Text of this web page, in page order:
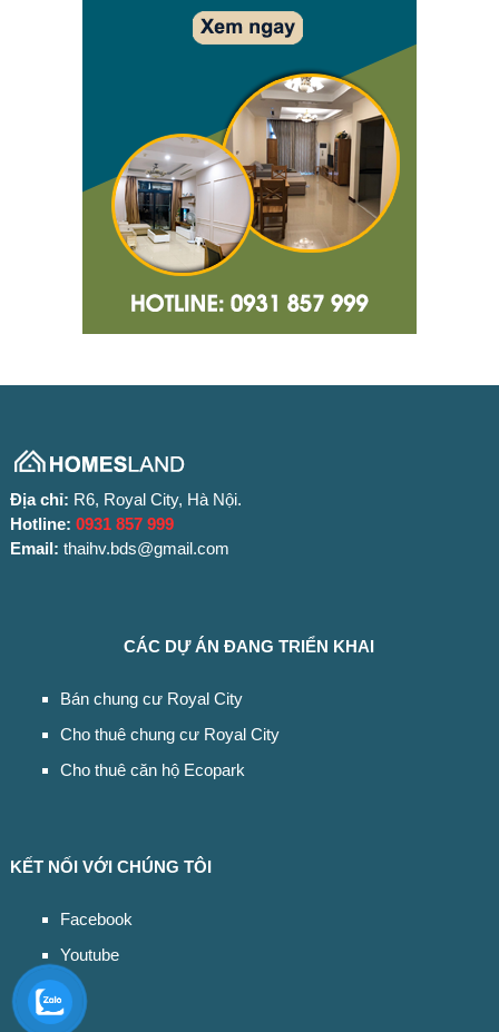
Địa chỉ: R6, Royal City, Hà Nội.
Hotline: 0931 857 999
Email: thaihv.bds@gmail.com
CÁC DỰ ÁN ĐANG TRIỂN KHAI
Bán chung cư Royal City
Cho thuê chung cư Royal City
Cho thuê căn hộ Ecopark
KẾT NỐI VỚI CHÚNG TÔI
Facebook
Youtube